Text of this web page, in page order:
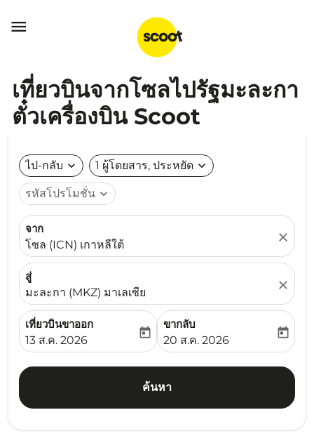

เที่ยวบินจากโซลไปรัฐมะละกา
ตั๋วเครื่องบิน Scoot
ไป-กลับ expand_more 1 ผู้โดยสาร, ประหยัด expand_more
รหัสโปรโมชั่น expand_more
จาก
โซล (ICN) เกาหลีใต้
close
สู่
มะละกา (MKZ) มาเลเซีย
close
เที่ยวบินขาออก
fc-booking-departure-date-aria-label
13 ส.ค. 2026
today
ขากลับ
fc-booking-return-date-
20 ส.ค. 2026
today
ค้นหา